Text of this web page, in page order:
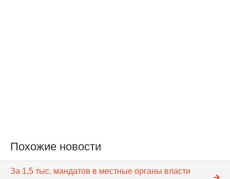
Похожие новости
За 1,5 тыс. мандатов в местные органы власти